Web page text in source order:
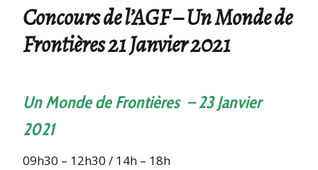
Concours de l’AGF – Un Monde de
Frontières 21 Janvier 2021
Un Monde de Frontières – 23 Janvier
2021
09h30 – 12h30 / 14h – 18h